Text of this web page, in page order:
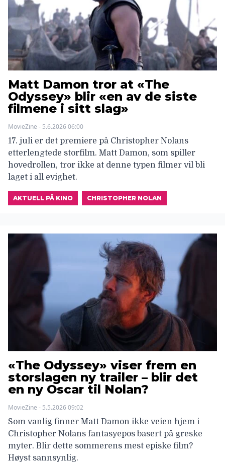
Matt Damon tror at «The
Odyssey» blir «en av de siste
filmene i sitt slag»
MovieZine - 5.6.2026 06:00
17. juli er det premiere på Christopher Nolans
etterlengtede storfilm. Matt Damon, som spiller
hovedrollen, tror ikke at denne typen filmer vil bli
laget i all evighet.
AKTUELL PÅ KINO CHRISTOPHER NOLAN
«The Odyssey» viser frem en
storslagen ny trailer – blir det
en ny Oscar til Nolan?
MovieZine - 5.5.2026 09:02
Som vanlig finner Matt Damon ikke veien hjem i
Christopher Nolans fantasyepos basert på greske
myter. Blir dette sommerens mest episke film?
Høyst sannsynlig.